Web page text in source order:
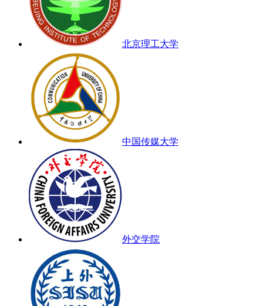
北京理工大学
中国传媒大学
外交学院